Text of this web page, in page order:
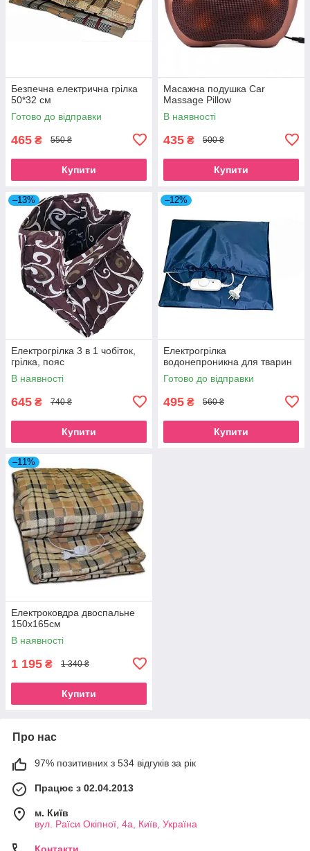
Безпечна електрична грілка
50*32 см
Готово до відправки
465 ₴ 550 ₴
Купити
Масажна подушка Car
Massage Pillow
В наявності
435 ₴ 500 ₴
Купити
–13%
Електрогрілка 3 в 1 чобіток,
грілка, пояс
В наявності
645 ₴ 740 ₴
Купити
–12%
Електрогрілка
водонепроникна для тварин
Готово до відправки
495 ₴ 560 ₴
Купити
–11%
Електроковдра двоспальне
150х165см
В наявності
1 195 ₴ 1 340 ₴
Купити
Про нас
97% позитивних з 534 відгуків за рік
Працює з 02.04.2013
м. Київ
вул. Раїси Окіпної, 4а, Київ, Україна